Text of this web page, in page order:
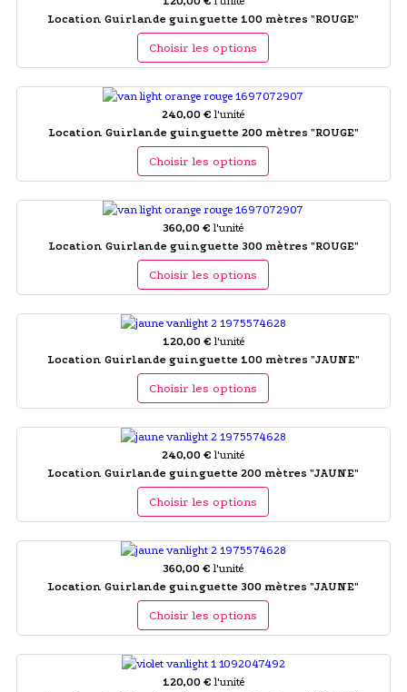
Location Guirlande guinguette 100 mètres "ROUGE"
Choisir les options
240,00 € l'unité
Location Guirlande guinguette 200 mètres "ROUGE"
Choisir les options
360,00 € l'unité
Location Guirlande guinguette 300 mètres "ROUGE"
Choisir les options
120,00 € l'unité
Location Guirlande guinguette 100 mètres "JAUNE"
Choisir les options
240,00 € l'unité
Location Guirlande guinguette 200 mètres "JAUNE"
Choisir les options
360,00 € l'unité
Location Guirlande guinguette 300 mètres "JAUNE"
Choisir les options
120,00 € l'unité